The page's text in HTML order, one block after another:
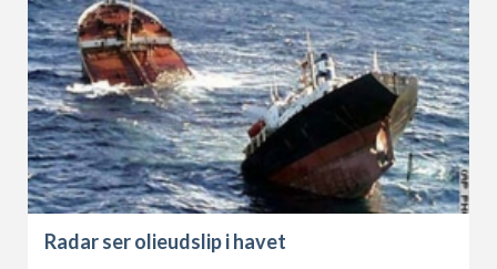
Radar ser olieudslip i havet